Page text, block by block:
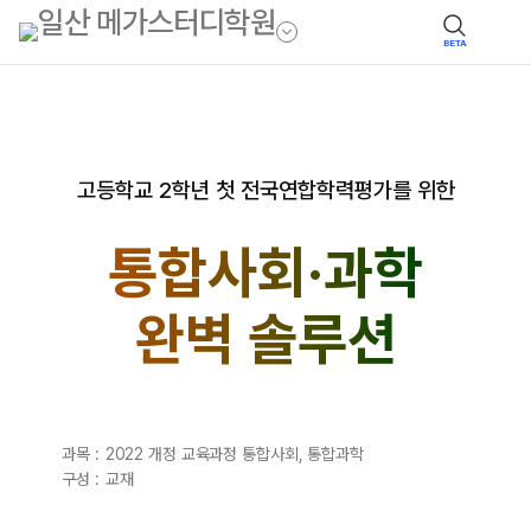
BETA
고등학교 2학년 첫 전국연합학력평가를 위한
통합사회·과학
완벽 솔루션
과목 : 2022 개정 교육과정 통합사회, 통합과학
구성 : 교재